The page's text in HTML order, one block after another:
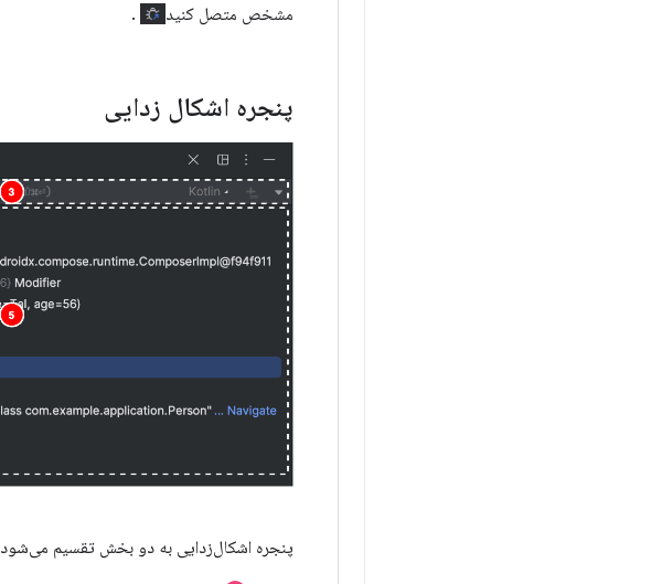
مشخص متصل کنید
.
پنجره اشکال زدایی
پنجره اشکال‌زدایی به دو بخش تقسیم می‌شود